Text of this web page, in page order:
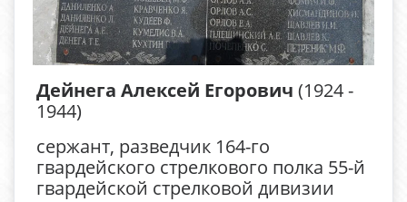
Дейнега Алексей Егорович (1924 -
1944)
сержант, разведчик 164-го
гвардейского стрелкового полка 55-й
гвардейской стрелковой дивизии